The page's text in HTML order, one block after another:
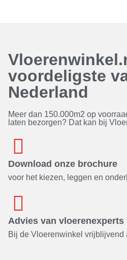
voordeligste
Nederland
Meer dan 150.000m2 op
laten bezorgen? Dat kan bij
Download onze brochure
voor het kiezen, leggen en
Advies van vloerenexperts
Bij de Vloerenwinkel vrijblijvend